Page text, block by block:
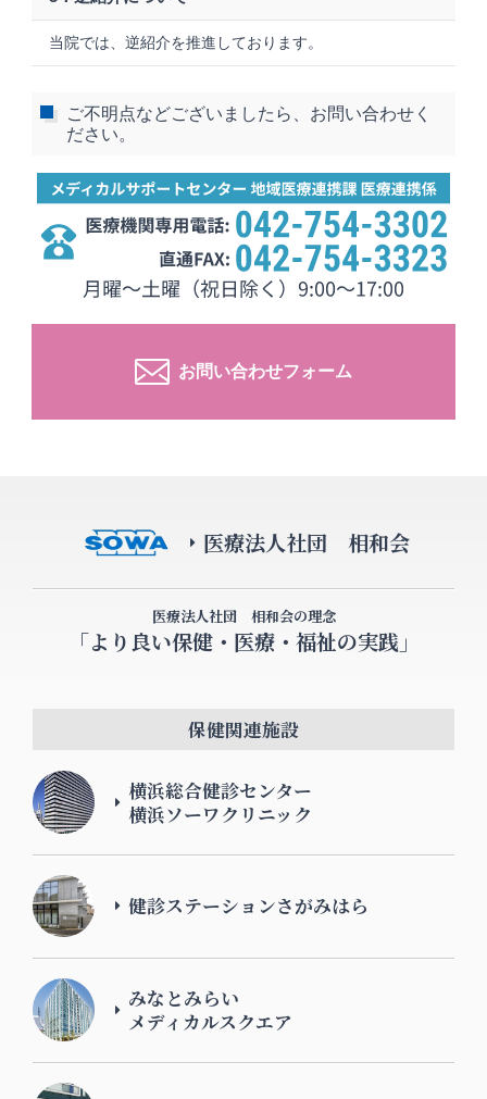
当院では、逆紹介を推進しております。
ご不明点などございましたら、お問い合わせく
ださい。
お問い合わせフォーム
医療法人社団 相和会
医療法人社団 相和会の理念
「より良い保健・医療・福祉の実践」
保健関連施設
横浜総合健診センター
横浜ソーワクリニック
健診ステーションさがみはら
みなとみらい
メディカルスクエア